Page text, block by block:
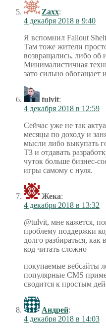
Zaxx:
4 декабря 2018 в 9:40
Я вспомнил Fallout
Там тоже жители
возвращались, либо об
Минималистичная
зато сильно обогащает
tulvit:
4 декабря 2018 в 12:59
Сейчас уже не так
месяцы по доходу и
мысли либо выкупать
ТЗ и отдавать
чуток больше бизнес-
игры самому с нуля.
Жека:
4 декабря 2018 в 13:32
@tulvit, мне кажется,
проблему поддержки
долго разбираться, как
код читать сложно
покупаемые вебсайты
популярные CMS
сводится к простым
Андрей:
4 декабря 2018 в 14:03